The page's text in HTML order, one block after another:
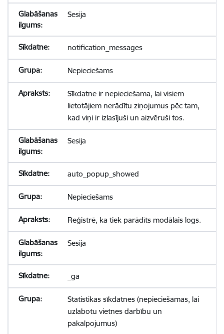
Sesija
notification_messages
Nepieciešams
Sīkdatne ir nepieciešama, lai visiem
lietotājiem nerādītu ziņojumus pēc tam,
kad viņi ir izlasījuši un aizvēruši tos.
Sesija
auto_popup_showed
Nepieciešams
Reģistrē, ka tiek parādīts modālais logs.
Sesija
_ga
Statistikas sīkdatnes (nepieciešamas, lai
uzlabotu vietnes darbību un
pakalpojumus)